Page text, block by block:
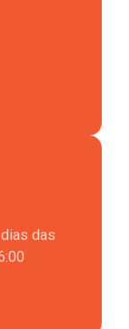
das